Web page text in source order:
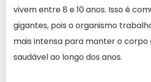
vivem entre 8 e 10 anos. Isso é
gigantes, pois o organismo
mais intensa para manter o corpo
saudável ao longo dos anos.